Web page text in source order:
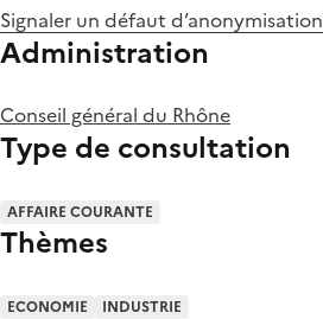
Signaler un défaut d’anonymisation
Administration
Conseil général du Rhône
Type de consultation
AFFAIRE COURANTE
Thèmes
ECONOMIE
INDUSTRIE